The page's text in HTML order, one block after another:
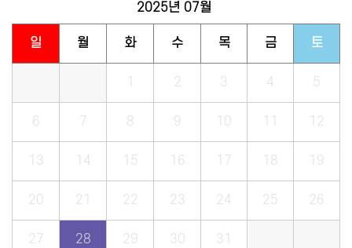
2025년 07월
일 월 화 수 목 금 토
1 2 3 4 5
6 7 8 9 10 11 12
13 14 15 16 17 18 19
20 21 22 23 24 25 26
27 28 29 30 31